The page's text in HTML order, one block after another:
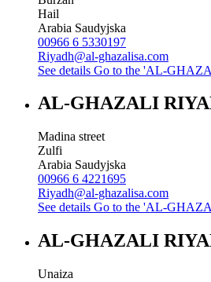
Hail
Arabia Saudyjska
00966 6 5330197
Riyadh@al-ghazalisa.com
See details Go to the 'AL-
AL-GHAZALI
Madina street
Zulfi
Arabia Saudyjska
00966 6 4221695
Riyadh@al-ghazalisa.com
See details Go to the 'AL-
AL-GHAZALI
Unaiza